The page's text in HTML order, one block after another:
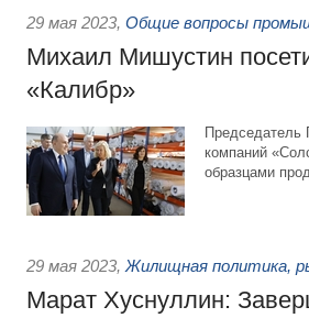
29 мая 2023, Общие вопросы
Михаил Мишустин
«Калибр»
Председатель
компаний
образцами
29 мая 2023, Жилищная политика,
Марат Хуснуллин: